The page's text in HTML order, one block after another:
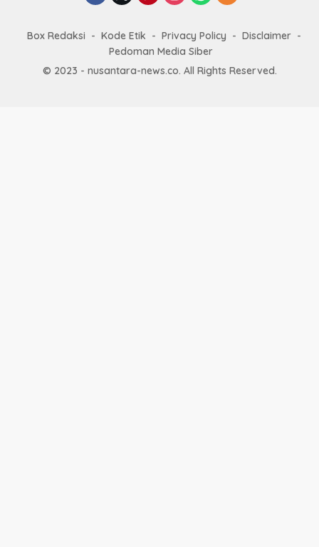
Box Redaksi Kode Etik Privacy Policy
Disclaimer
Pedoman Media Siber
© 2023 - nusantara-news.co. All Rights Reserved.